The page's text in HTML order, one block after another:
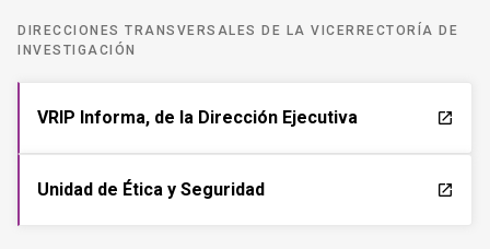
DIRECCIONES TRANSVERSALES DE LA VICERRECTORÍA DE
INVESTIGACIÓN
VRIP Informa, de la Dirección Ejecutiva launch
Unidad de Ética y Seguridad launch